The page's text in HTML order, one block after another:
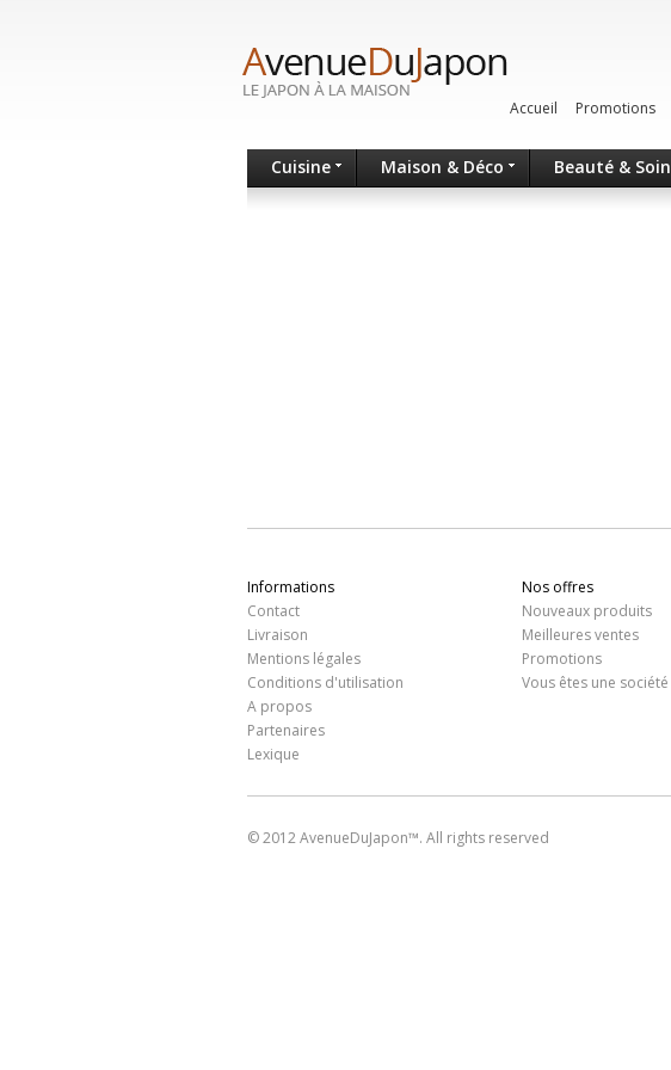
Accueil Promotions
Cuisine Maison & Déco Beauté & Soin
Informations
Contact
Livraison
Mentions légales
Conditions d'utilisation
A propos
Partenaires
Lexique
Nos offres
Nouveaux produits
Meilleures ventes
Promotions
Vous êtes une société
© 2012 AvenueDuJapon™. All rights reserved